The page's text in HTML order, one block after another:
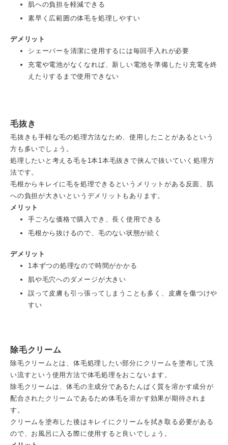
肌への負担を軽減できる
素早く広範囲の体毛を処理しやすい
デメリット
シェーバーを清潔に使用するには毎回手入れが必要
充電や電池がなくなれば、新しい電池を準備したり充電を終
えたりするまで使用できない
毛抜き
毛抜きも手軽な毛の処理方法なため、使用したことがあるという
方も多いでしょう。
処理したいと考える毛を1本1本毛抜きで挟んで抜いていく処理方
法です。
毛根からキレイに毛を処理できるというメリットがある反面、肌
への負担が大きいというデメリットもあります。
メリット
手ごろな価格で購入でき、長く使用できる
毛根から抜けるので、毛のない状態が続く
デメリット
1本ずつの処理なので時間がかかる
肌や毛穴へのダメージが大きい
誤って皮膚も引っ張ってしまうことも多く、皮膚を傷つけや
すい
除毛クリーム
除毛クリームとは、体毛処理したい部分にクリームを塗布して洗
い流すという使用方法で体毛処理をおこないます。
除毛クリームは、体毛の主成分であるたんぱく質を溶かす成分が
配合されたクリームであるため体毛を溶かす効果が期待されま
す。
クリームを塗布した後はキレイにクリームを拭き取る必要がある
ので、お風呂に入る際に使用すると良いでしょう。